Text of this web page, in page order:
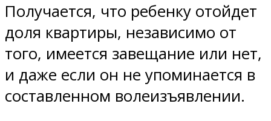
Получается, что ребенку отойдет
доля квартиры, независимо от
того, имеется завещание или нет,
и даже если он не упоминается в
составленном волеизъявлении.